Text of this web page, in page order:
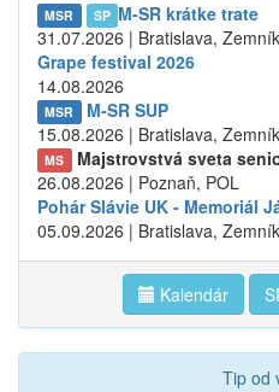
MSR SP M-SR krátke trate
31.07.2026 | Bratislava, Zemník
Grape festival 2026
14.08.2026
MSR
M-SR SUP
15.08.2026 | Bratislava, Zemník
MS
Majstrovstvá sveta
26.08.2026 | Poznaň, POL
Pohár Slávie UK - Memoriál
05.09.2026 | Bratislava, Zemník
Kalendár
Tip od